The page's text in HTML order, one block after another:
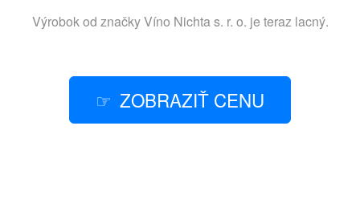
Výrobok od značkyVíno Nichta s. r. o. je teraz lacný.
ZOBRAZIŤ CENU